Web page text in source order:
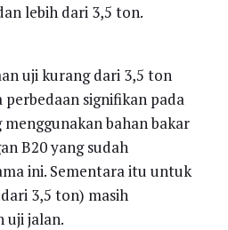
lebih dari 3,5 ton.
uji kurang dari 3,5 ton
signifikan pada
bahan bakar
B20 yang sudah
ini. Sementara itu untuk
3,5 ton) masih
uji jalan.